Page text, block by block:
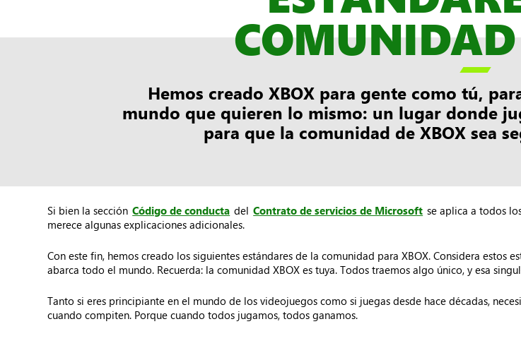

Hemos creado XBOX para gente como tú,
mundo que quieren lo mismo: un lugar donde
para que la comunidad de XBOX sea
Si bien la sección Código de conducta del Contrato de servicios de Microsoft se aplica a todos
merece algunas explicaciones adicionales.
Con este fin, hemos creado los siguientes estándares de la comunidad para XBOX. Considera
abarca todo el mundo. Recuerda: la comunidad XBOX es tuya. Todos traemos algo único, y esa
Tanto si eres principiante en el mundo de los videojuegos como si juegas desde hace décadas,
cuando compiten. Porque cuando todos jugamos, todos ganamos.